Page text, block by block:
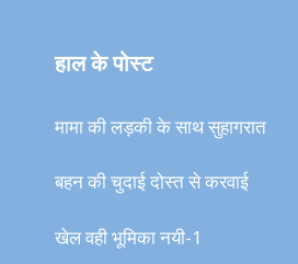
हाल के पोस्ट
मामा की लड़की के साथ सुहागरात
बहन की चुदाई दोस्त से करवाई
खेल वही भूमिका नयी-1